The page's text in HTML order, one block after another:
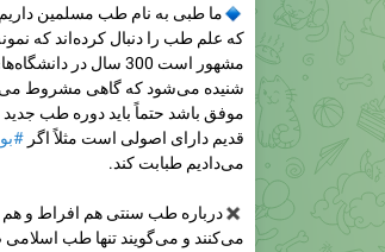
ما طبی به نام طب مسلمین داریم
که علم طب را دنبال کرده‌اند که
مشهور است 300 سال در دانشگاه‌های اروپا تدریس می‌شده است.
شنیده می‌شود که گاهی مشروط
موفق باشد حتماً باید دوره طب
قدیم دارای اصولی است مثلاً اگر
می‌دادیم طبابت کند.
درباره طب سنتی هم افراط و هم
می‌کنند و می‌گویند تنها طب